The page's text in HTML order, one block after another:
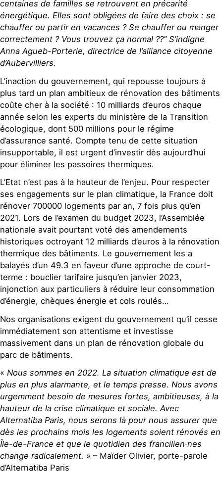
centaines de familles se retrouvent en précarité
énergétique. Elles sont obligées de faire des choix : se
chauffer ou partir en vacances ? Se chauffer ou manger
correctement ? Vous trouvez ça normal ??” S’indigne
Anna Agueb-Porterie, directrice de l’alliance citoyenne
d’Aubervilliers.
L’inaction du gouvernement, qui repousse toujours à
plus tard un plan ambitieux de rénovation des bâtiments
coûte cher à la société : 10 milliards d’euros chaque
année selon les experts du ministère de la Transition
écologique, dont 500 millions pour le régime
d’assurance santé. Compte tenu de cette situation
insupportable, il est urgent d’investir dès aujourd’hui
pour éliminer les passoires thermiques.
L’Etat n’est pas à la hauteur de l’enjeu. Pour respecter
ses engagements sur le plan climatique, la France doit
rénover 700000 logements par an, 7 fois plus qu’en
2021. Lors de l’examen du budget 2023, l’Assemblée
nationale avait pourtant voté des amendements
historiques octroyant 12 milliards d’euros à la rénovation
thermique des bâtiments. Le gouvernement les a
balayés d’un 49.3 en faveur d’une approche de court-
terme : bouclier tarifaire jusqu’en janvier 2023,
injonction aux particuliers à réduire leur consommation
d’énergie, chèques énergie et cols roulés…
Nos organisations exigent du gouvernement qu’il cesse
immédiatement son attentisme et investisse
massivement dans un plan de rénovation globale du
parc de bâtiments.
« Nous sommes en 2022. La situation climatique est de
plus en plus alarmante, et le temps presse. Nous avons
urgemment besoin de mesures fortes, ambitieuses, à la
hauteur de la crise climatique et sociale. Avec
Alternatiba Paris, nous serons là pour nous assurer que
dès les prochains mois les logements soient rénovés en
Île-de-France et que le quotidien des francilien·nes
change radicalement. » – Maïder Olivier, porte-parole
d’Alternatiba Paris